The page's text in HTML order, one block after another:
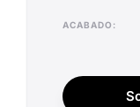
ACABADO